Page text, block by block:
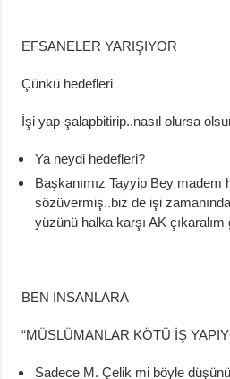
EFSANELER YARIŞIYOR
Çünkü hedefleri
İşi yap-şalapbitirip..nasıl olursa
Ya neydi hedefleri?
Başkanımız Tayyip Bey madem
sözüvermiş..biz de işi zam
yüzünü halka karşı AK çıkaralım
BEN İNSANLARA
“MÜSLÜMANLAR KÖTÜ İŞ
Sadece M. Çelik mi böyle